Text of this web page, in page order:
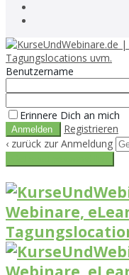
Benutzername
Erinnere Dich an mich
Registrieren
‹ zurück zur Anmeldung